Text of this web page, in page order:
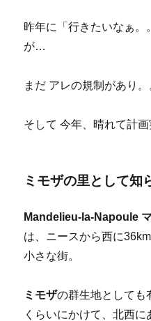
昨年に「行きたいなぁ。
が…
まだ アレの規制があり。
そして 今年、晴れて計
ミモザの里として知
Mandelieu-la-Napoule
は、ニースから西に
小さな街。
ミモザの群生地としても
くらいにかけて、北西